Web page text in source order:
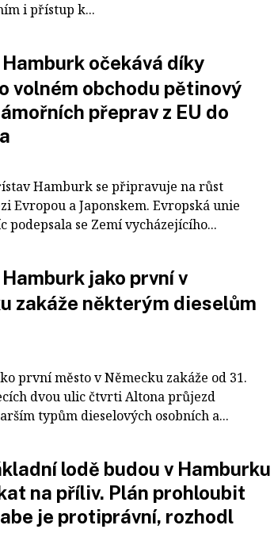
i přístup k...
Hamburk očekává díky
volném obchodu pětinový
přeprav z EU do
Hamburk se připravuje na růst
Evropou a Japonskem. Evropská unie
podepsala se Zemí vycházejícího...
Hamburk jako první v
zakáže některým dieselům
první město v Německu zakáže od 31.
dvou ulic čtvrti Altona průjezd
typům dieselových osobních a...
lodě budou v Hamburku
na příliv. Plán prohloubit
je protiprávní, rozhodl